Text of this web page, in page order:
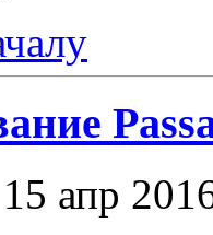
апр